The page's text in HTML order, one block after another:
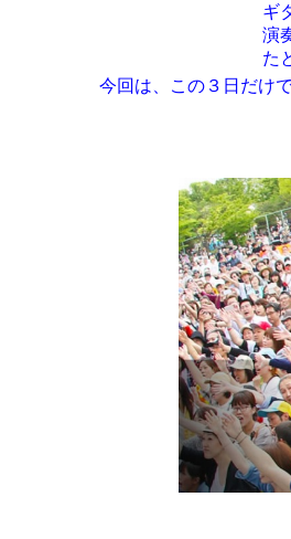
ギ
演
た
今回は、この３日だけ